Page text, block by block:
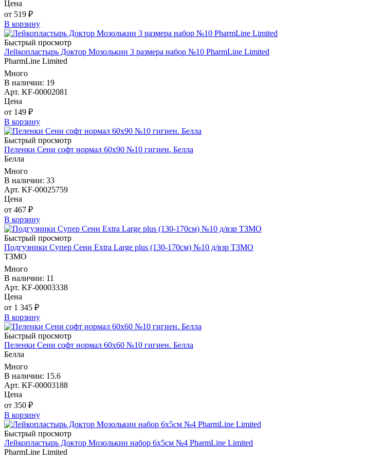
Цена
от 519 ₽
В корзину
Быстрый просмотр
Лейкопластырь Доктор Мозолькин 3 размера набор №10 PharmLine Limited
PharmLine Limited
Много
В наличии: 19
Арт. KF-00002081
Цена
от 149 ₽
В корзину
Быстрый просмотр
Пеленки Сени софт нормал 60х90 №10 гигиен. Белла
Белла
Много
В наличии: 33
Арт. KF-00025759
Цена
от 467 ₽
В корзину
Быстрый просмотр
Подгузники Супер Сени Extra Large plus (130-170см) №10 д/взр ТЗМО
ТЗМО
Много
В наличии: 11
Арт. KF-00003338
Цена
от 1 345 ₽
В корзину
Быстрый просмотр
Пеленки Сени софт нормал 60х60 №10 гигиен. Белла
Белла
Много
В наличии: 15.6
Арт. KF-00003188
Цена
от 350 ₽
В корзину
Быстрый просмотр
Лейкопластырь Доктор Мозолькин набор 6х5см №4 PharmLine Limited
PharmLine Limited